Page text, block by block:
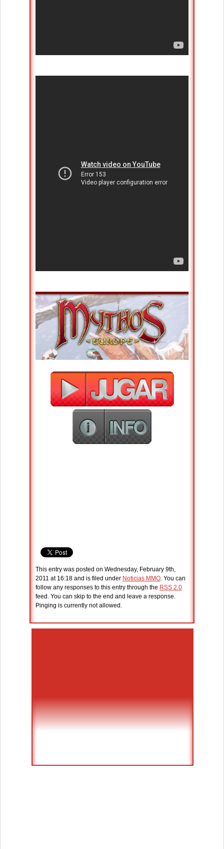
This entry was posted on Wednesday, February 9th,
2011 at 16:18 and is filed under Noticias MMO. You can
follow any responses to this entry through the RSS 2.0
feed. You can skip to the end and leave a response.
Pinging is currently not allowed.